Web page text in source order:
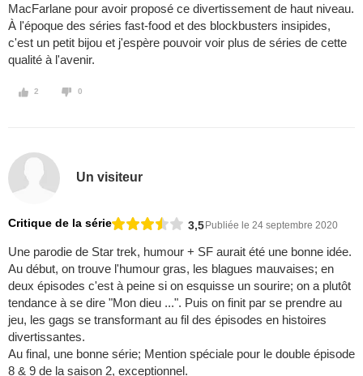
MacFarlane pour avoir proposé ce divertissement de haut niveau.
À l'époque des séries fast-food et des blockbusters insipides,
c'est un petit bijou et j'espère pouvoir voir plus de séries de cette
qualité à l'avenir.
2 0
Un visiteur
Critique de la série 3,5Publiée le 24 septembre 2020
Une parodie de Star trek, humour + SF aurait été une bonne idée.
Au début, on trouve l'humour gras, les blagues mauvaises; en
deux épisodes c'est à peine si on esquisse un sourire; on a plutôt
tendance à se dire "Mon dieu ...". Puis on finit par se prendre au
jeu, les gags se transformant au fil des épisodes en histoires
divertissantes.
Au final, une bonne série; Mention spéciale pour le double épisode
8 & 9 de la saison 2, exceptionnel.